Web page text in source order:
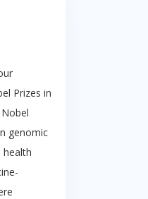
Prizes in
genomic
health